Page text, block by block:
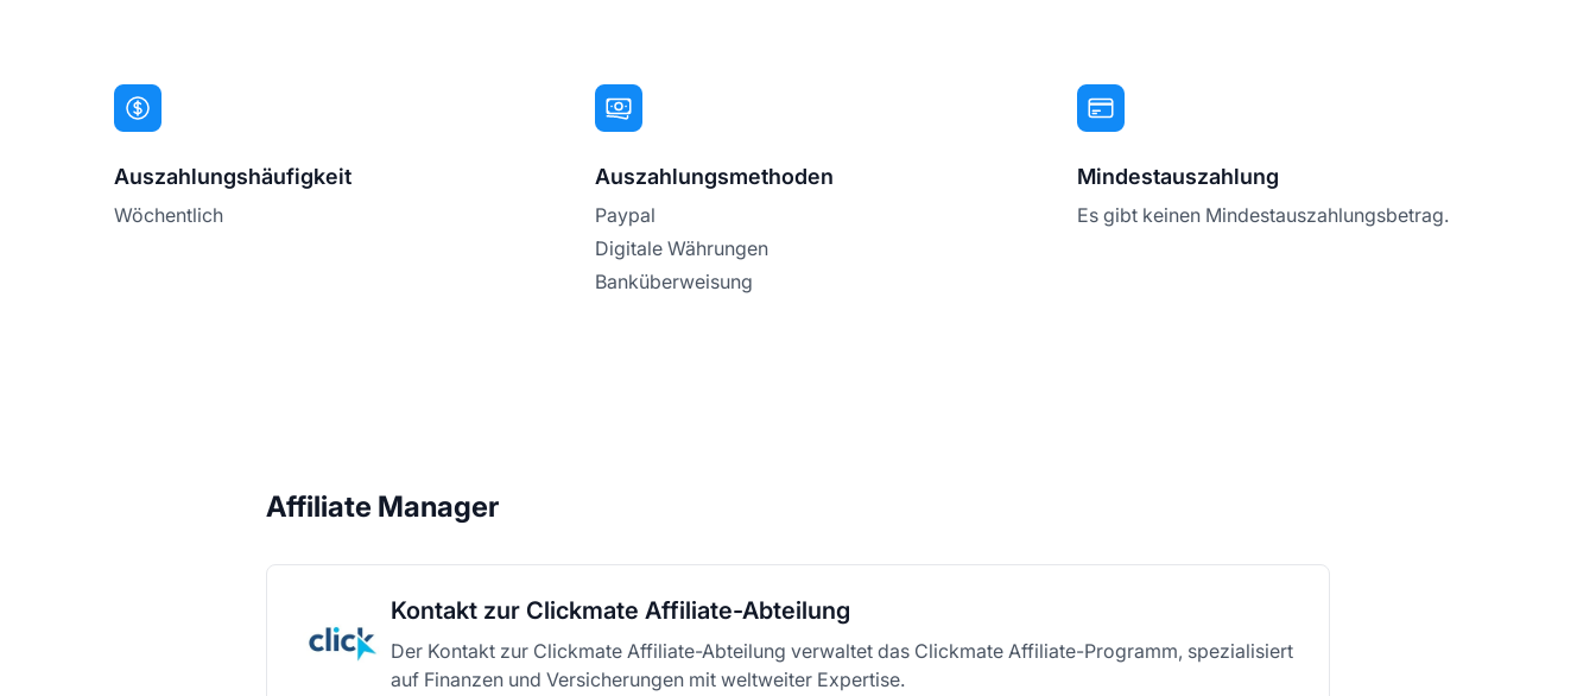
Auszahlungshäufigkeit
Wöchentlich
Auszahlungsmethoden
Paypal
Digitale Währungen
Banküberweisung
Mindestauszahlung
Es gibt keinen Mindestauszahlungsbetrag.
Affiliate Manager
Kontakt zur Clickmate Affiliate-Abteilung
Der Kontakt zur Clickmate Affiliate-Abteilung verwaltet das Clickmate Affiliate-Programm, spezialisiert
auf Finanzen und Versicherungen mit weltweiter Expertise.